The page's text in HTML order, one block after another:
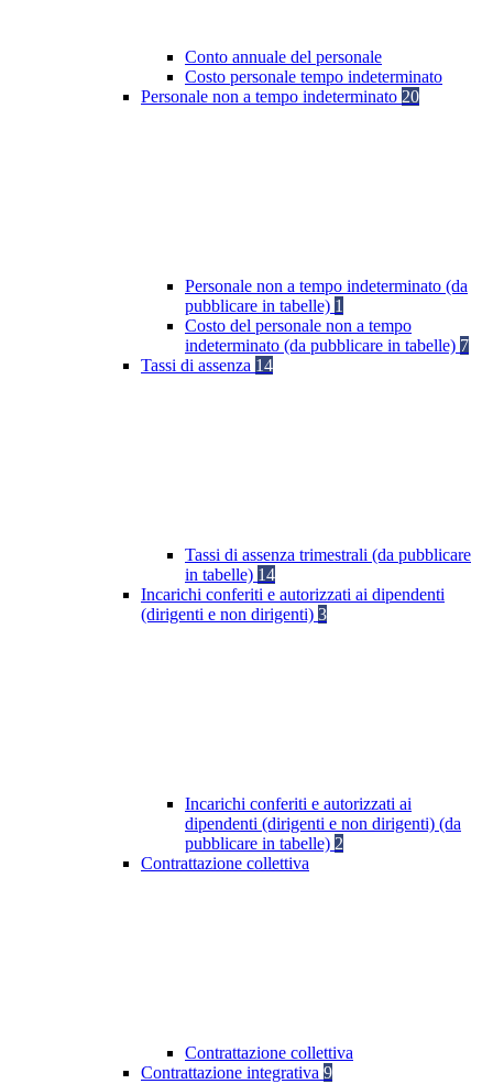
Conto annuale del personale
Costo personale tempo indeterminato
Personale non a tempo indeterminato 20
Personale non a tempo indeterminato (da
pubblicare in tabelle) 1
Costo del personale non a tempo
indeterminato (da pubblicare in tabelle) 7
Tassi di assenza 14
Tassi di assenza trimestrali (da pubblicare
in tabelle) 14
Incarichi conferiti e autorizzati ai dipendenti
(dirigenti e non dirigenti) 3
Incarichi conferiti e autorizzati ai
dipendenti (dirigenti e non dirigenti) (da
pubblicare in tabelle) 2
Contrattazione collettiva
Contrattazione collettiva
Contrattazione integrativa 9